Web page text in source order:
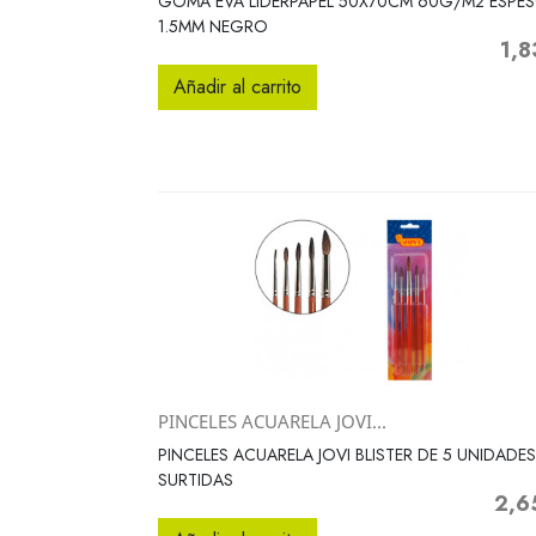
1.5MM NEGRO
Añadir al carrito
Vista rápida
PINCELES ACUARELA JOVI...
PINCELES ACUARELA JOVI BLISTER DE 5 UNIDADES
SURTIDAS